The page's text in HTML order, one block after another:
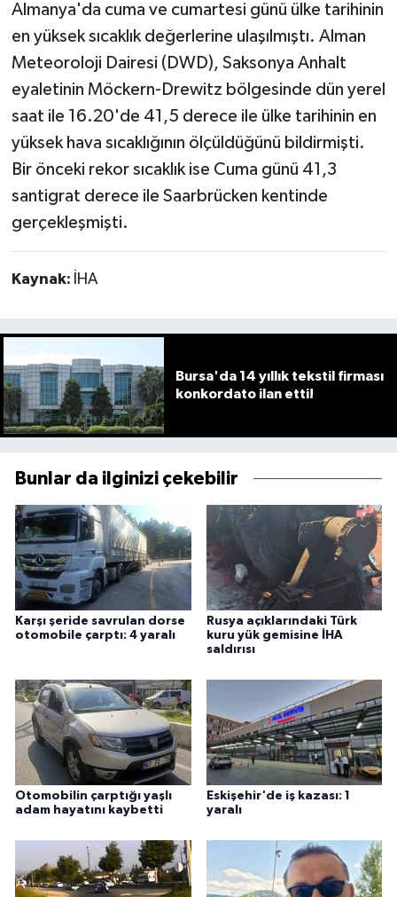
Almanya'da cuma ve cumartesi günü ülke tarihinin
en yüksek sıcaklık değerlerine ulaşılmıştı. Alman
Meteoroloji Dairesi (DWD), Saksonya Anhalt
eyaletinin Möckern-Drewitz bölgesinde dün yerel
saat ile 16.20'de 41,5 derece ile ülke tarihinin en
yüksek hava sıcaklığının ölçüldüğünü bildirmişti.
Bir önceki rekor sıcaklık ise Cuma günü 41,3
santigrat derece ile Saarbrücken kentinde
gerçekleşmişti.
Kaynak: İHA
Bursa'da 14 yıllık tekstil firması
konkordato ilan etti!
Bunlar da ilginizi çekebilir
Karşı şeride savrulan dorse
otomobile çarptı: 4 yaralı
Rusya açıklarındaki Türk
kuru yük gemisine İHA
saldırısı
Otomobilin çarptığı yaşlı
adam hayatını kaybetti
Eskişehir'de iş kazası: 1
yaralı